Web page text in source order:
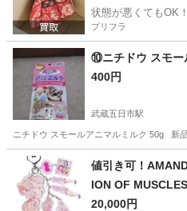
状態が悪くてもOK
プリフラ
⑩ニチドウ スモー
400円
武蔵五日市駅
ニチドウ スモールアニマルミルク 50g 新
東京 あきる野市 武蔵五日市駅
値引き可！
ION OF
OUNGE 限定 キ
20,000円